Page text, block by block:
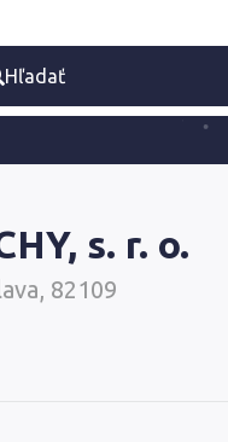
Hľadať
s. r. o.
82109